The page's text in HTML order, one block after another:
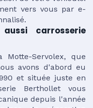
vers vous par e-
carrosserie
Servolex, que
avons d'abord eu
et située juste en
Berthollet vous
depuis l'année